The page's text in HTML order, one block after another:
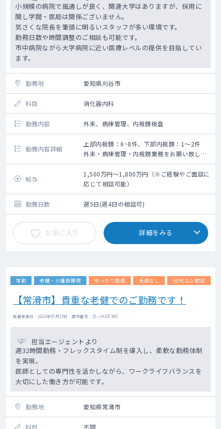
小規模の病院で風通しが良く、関連大学はありますが、採用に
関し学閥・医局は関係ございません。
気さくな院長を筆頭に明るいスタッフが多い環境です。
勤務日数や時間調整のご相談も可能です。
市中病院ながら大学病院に近い医療レベルの提供を目指してい
ます。
勤務地 愛知県刈谷市
科目 消化器内科
勤務内容 外来、病棟管理、内視鏡検査
勤務内容詳細
上部内視鏡：6~8件、下部内視鏡：1～2件
外来・病棟管理・内視鏡業務をお願い致しま
す。
内視鏡件数：上部内視鏡：6~8件、下部内視
鏡：1～2件
給与
1,500万円～1,800万円（※ご経験やご面談に
応じて相談可能）
勤務日数 週5日(週4日の相談可)
お気に入り 詳細をみる
常勤 老健・介護医療院 ゆったり勤務 当直なし 60代以上歓迎
【常滑市】貴重な老健でのご勤務です！
掲載更新日 : 2026年07月15日 案件番号 : 25-JH307390
担当エージェントより
週32時間勤務・フレックスタイム制を導入し、柔軟な勤務体制
を実現。
医師としての専門性を活かしながら、ワークライフバランスを
大切にした働き方が可能です。
勤務地 愛知県常滑市
科目 不問